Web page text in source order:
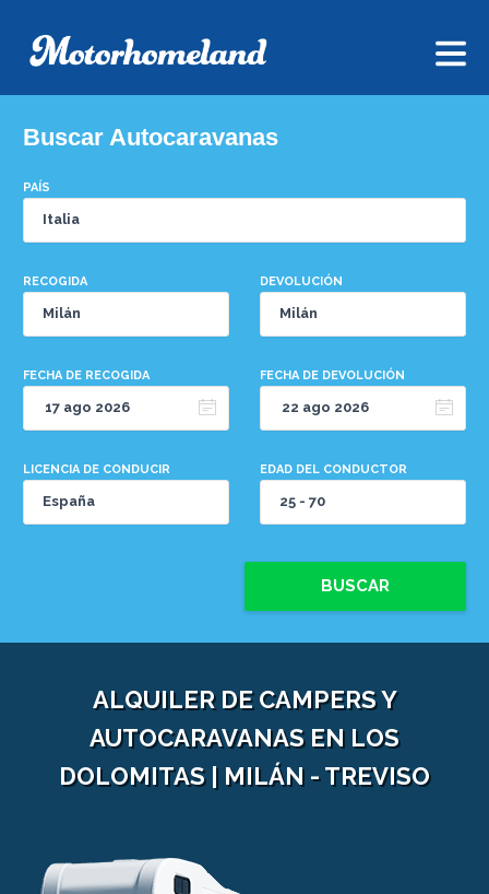
Buscar Autocaravanas
PAÍS
RECOGIDA DEVOLUCIÓN
FECHA DE RECOGIDA FECHA DE DEVOLUCIÓN
LICENCIA DE CONDUCIR EDAD DEL CONDUCTOR
BUSCAR
ALQUILER DE CAMPERS Y
AUTOCARAVANAS EN LOS
DOLOMITAS | MILÁN - TREVISO